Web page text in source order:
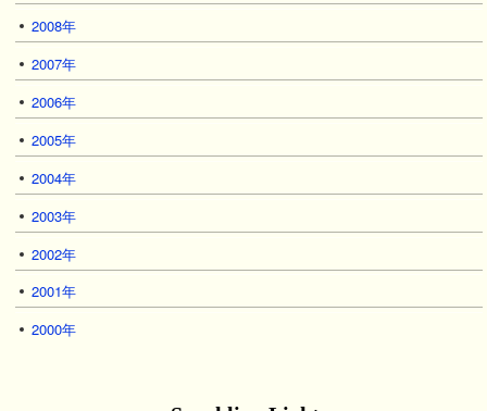
2008年
2007年
2006年
2005年
2004年
2003年
2002年
2001年
2000年